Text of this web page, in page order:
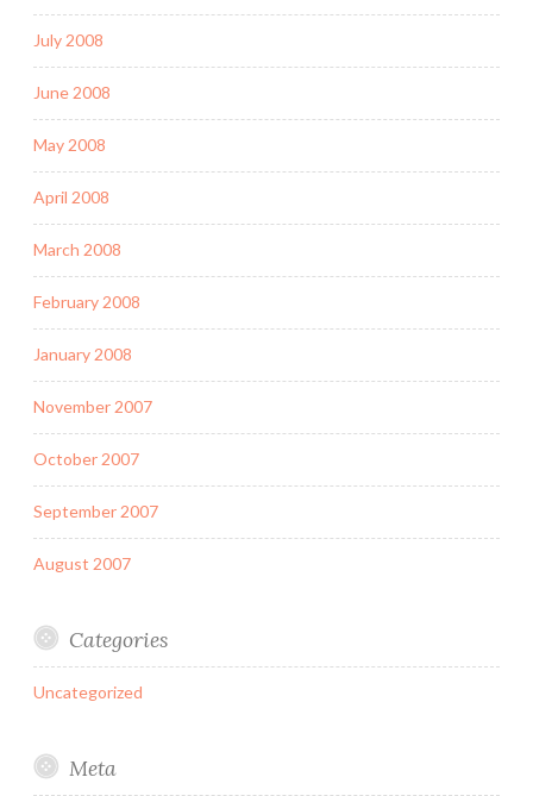
July 2008
June 2008
May 2008
April 2008
March 2008
February 2008
January 2008
November 2007
October 2007
September 2007
August 2007
Categories
Uncategorized
Meta